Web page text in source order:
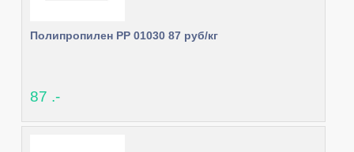
Полипропилен PP 01030 87 руб/кг
87 .-